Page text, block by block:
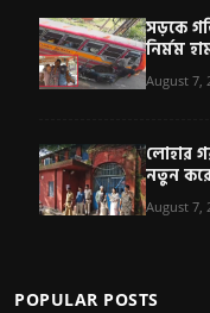
সড়কে
নির্মম
August 7,
লোহার
নতুন করে
August 7,
POPULAR POSTS